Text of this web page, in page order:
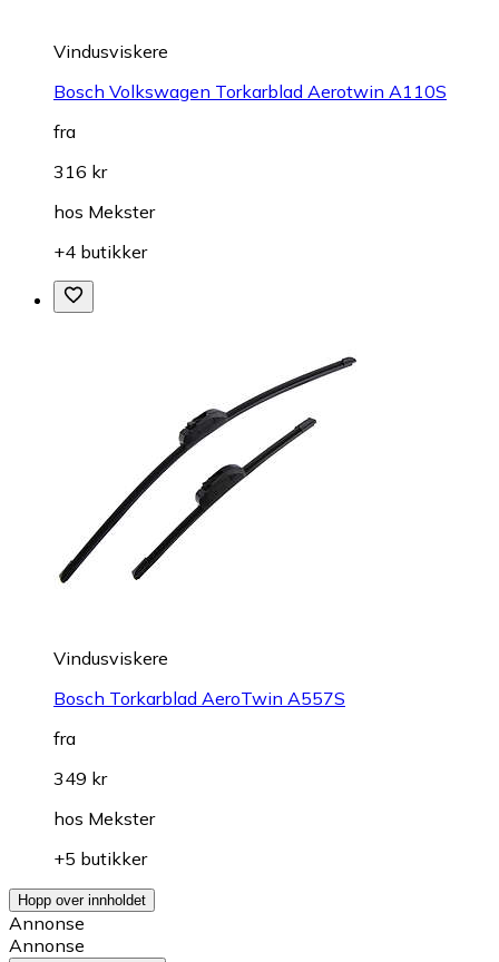
Vindusviskere
Bosch Volkswagen Torkarblad Aerotwin A110S
fra
316 kr
hos Mekster
+4 butikker
Vindusviskere
Bosch Torkarblad AeroTwin A557S
fra
349 kr
hos Mekster
+5 butikker
Hopp over innholdet
Annonse
Annonse